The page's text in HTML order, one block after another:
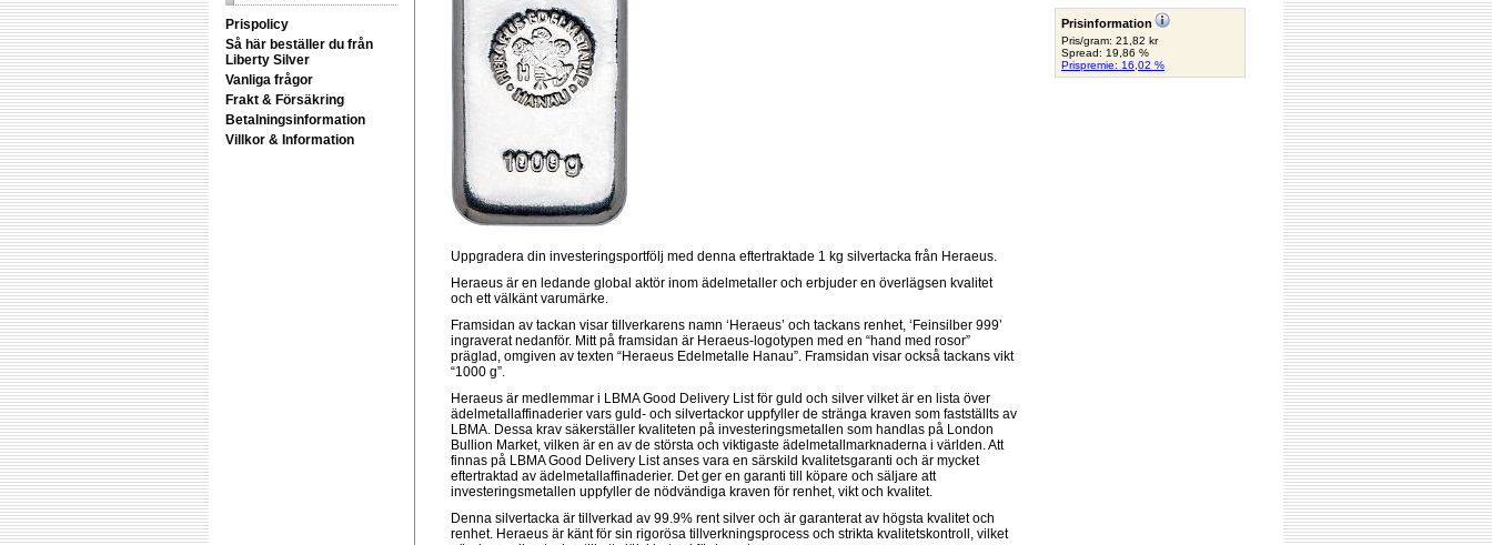
Prispolicy
Så här beställer du från
Liberty Silver
Vanliga frågor
Frakt & Försäkring
Betalningsinformation
Villkor & Information
Uppgradera din investeringsportfölj med denna eftertraktade 1 kg silvertacka från Heraeus.
Heraeus är en ledande global aktör inom ädelmetaller och erbjuder en överlägsen kvalitet
och ett välkänt varumärke.
Framsidan av tackan visar tillverkarens namn ‘Heraeus’ och tackans renhet, ‘Feinsilber 999’
ingraverat nedanför. Mitt på framsidan är Heraeus-logotypen med en “hand med rosor”
präglad, omgiven av texten “Heraeus Edelmetalle Hanau”. Framsidan visar också tackans vikt
“1000 g”.
Heraeus är medlemmar i LBMA Good Delivery List för guld och silver vilket är en lista över
ädelmetallaffinaderier vars guld- och silvertackor uppfyller de stränga kraven som fastställts av
LBMA. Dessa krav säkerställer kvaliteten på investeringsmetallen som handlas på London
Bullion Market, vilken är en av de största och viktigaste ädelmetallmarknaderna i världen. Att
finnas på LBMA Good Delivery List anses vara en särskild kvalitetsgaranti och är mycket
eftertraktad av ädelmetallaffinaderier. Det ger en garanti till köpare och säljare att
investeringsmetallen uppfyller de nödvändiga kraven för renhet, vikt och kvalitet.
Denna silvertacka är tillverkad av 99.9% rent silver och är garanterat av högsta kvalitet och
renhet. Heraeus är känt för sin rigorösa tillverkningsprocess och strikta kvalitetskontroll, vilket
Prisinformation
Pris/gram: 21,82 kr
Spread: 19,86 %
Prispremie: 16,02 %